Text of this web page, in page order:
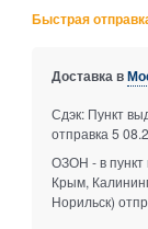
Быстрая
Доставка в
Сдэк: Пункт
отправка 5
ОЗОН - в пункт
Крым,
Норильск)